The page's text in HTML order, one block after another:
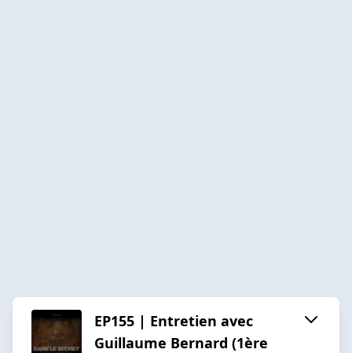
EP155 | Entretien avec
Guillaume Bernard (1ère